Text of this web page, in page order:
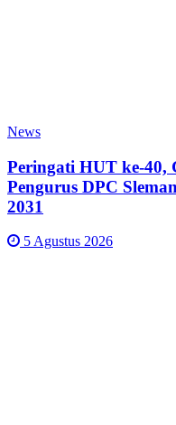
News
Peringati HUT ke-40,
Pengurus DPC
2031
5 Agustus 2026